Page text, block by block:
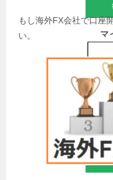
マ
もし海外FX会社で口座
い。